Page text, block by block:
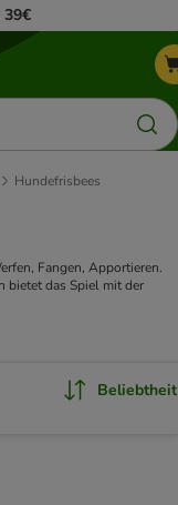
39€
Hundefrisbees
Fangen, Apportieren.
bietet das Spiel mit der
Beliebtheit